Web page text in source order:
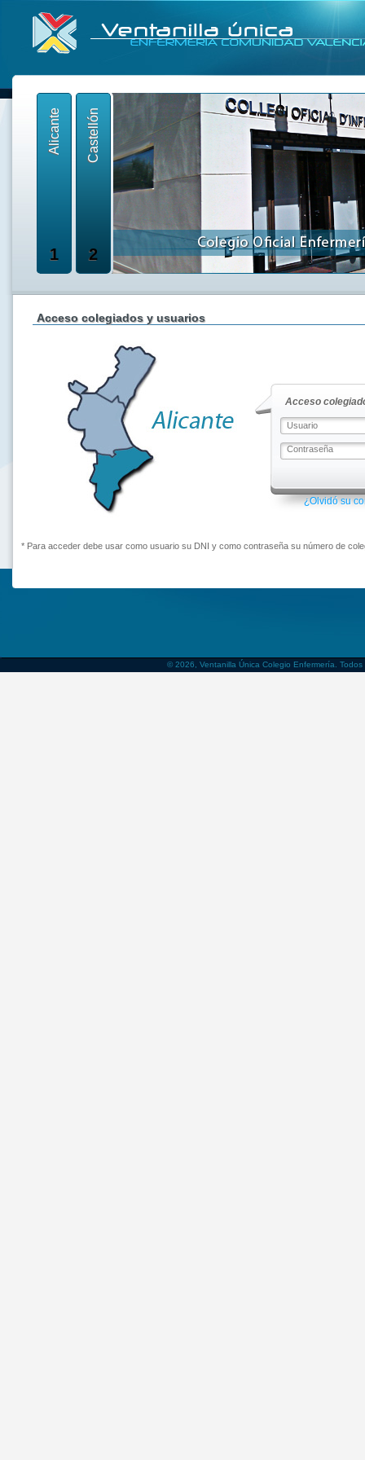
Alicante
1
Castellón
2
Acceso colegiados y usuarios
Acceso
¿Olvidó su
* Para acceder debe usar como usuario su DNI y como contraseña su número de
© 2026, Ventanilla Única Colegio Enfermería.